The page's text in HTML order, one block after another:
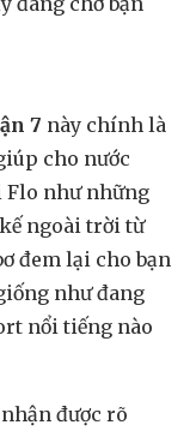
7 này chính là
cho nước
Flo như những
ngoài trời từ
đem lại cho bạn
như đang
nổi tiếng nào
được rõ